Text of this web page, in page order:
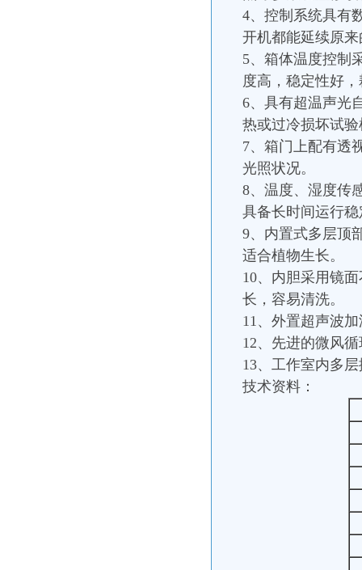
4、控制系统具有
开机都能延续原
5、箱体温度控制
度高，稳定性好
6、具有超温声光
热或过冷损坏试
7、箱门上配有透
光照状况。
8、温度、湿度传
具备长时间运行
9、内置式多层顶
适合植物生长。
10、内胆采用镜
长，容易清洗。
11、外置超声波
12、先进的微风
13、工作室内多
技术资料：